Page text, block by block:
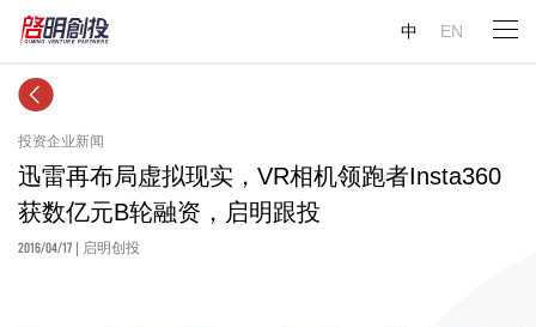
中 EN
投资企业新闻
迅雷再布局虚拟现实，VR相机领跑者Insta360
获数亿元B轮融资，启明跟投
2016/04/17 | 启明创投